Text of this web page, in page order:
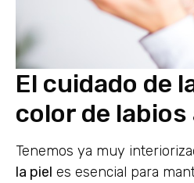
El cuidado de
color de labios
Tenemos ya muy
la piel es esencial para